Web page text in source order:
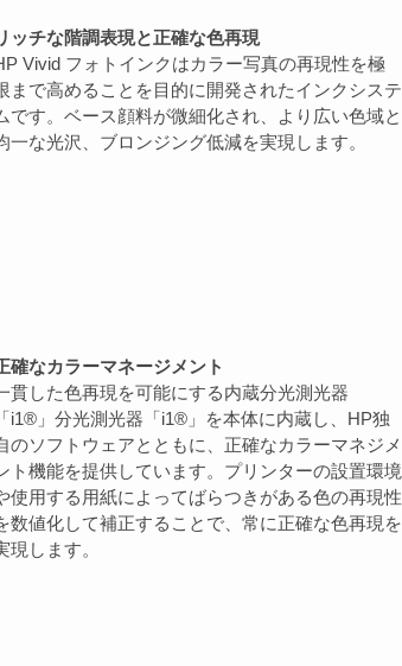
ッチな階調表現と正確な色再現
Vivid フォトインクはカラー写真の再現性を極
まで高めることを目的に開発されたインクシステ
です。ベース顔料が微細化され、より広い色域と
一な光沢、ブロンジング低減を実現します。
確なカラーマネージメント
貫した色再現を可能にする内蔵分光測光器
「i1®」分光測光器「i1®」を本体に内蔵し、HP独
のソフトウェアとともに、正確なカラーマネジメ
ト機能を提供しています。プリンターの設置環境
使用する用紙によってばらつきがある色の再現性
数値化して補正することで、常に正確な色再現を
現します。